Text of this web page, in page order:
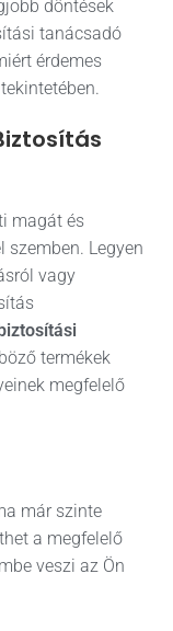
döntések
tanácsadó
érdemes
magát és
Legyen
vagy
biztosítási
termékek
megfelelő
már szinte
a megfelelő
veszi az Ön